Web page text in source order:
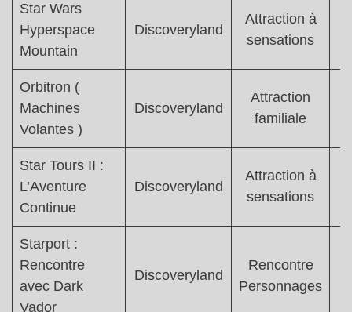
Star Wars
Hyperspace
Mountain
Discoveryland
Attraction à
sensations
Orbitron (
Machines
Volantes )
Discoveryland
Attraction
familiale
Star Tours II :
L’Aventure
Continue
Discoveryland
Attraction à
sensations
Starport :
Rencontre
avec Dark
Vador
Discoveryland
Rencontre
Personnages